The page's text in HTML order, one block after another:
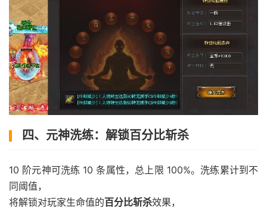
四、元神洗练：解锁百分比斩杀
10 阶元神可洗练 10 条属性，总上限 100%。洗练累计到不
同阈值，
将解锁对玩家生命值的百分比斩杀效果，